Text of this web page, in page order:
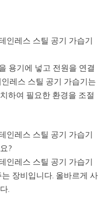
인레스 스틸 공기 가습기
용기에 넣고 전원을 연결
레스 스틸 공기 가습기는
하여 필요한 환경을 조절
인레스 스틸 공기 가습기
?
인레스 스틸 공기 가습기
장비입니다. 올바르게 사
.